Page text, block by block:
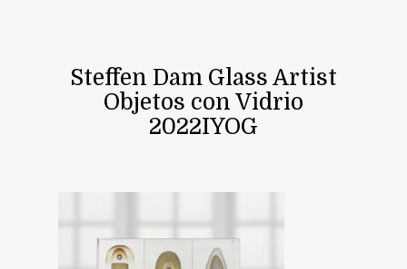
Steffen Dam Glass Artist
Objetos con Vidrio
2022IYOG